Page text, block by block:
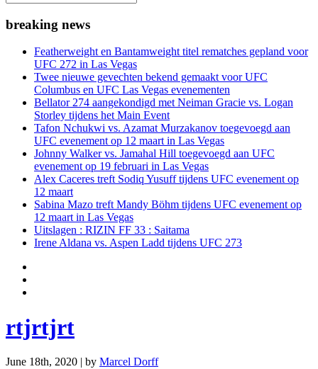
breaking news
Featherweight en Bantamweight titel rematches gepland voor
UFC 272 in Las Vegas
Twee nieuwe gevechten bekend gemaakt voor UFC
Columbus en UFC Las Vegas evenementen
Bellator 274 aangekondigd met Neiman Gracie vs. Logan
Storley tijdens het Main Event
Tafon Nchukwi vs. Azamat Murzakanov toegevoegd aan
UFC evenement op 12 maart in Las Vegas
Johnny Walker vs. Jamahal Hill toegevoegd aan UFC
evenement op 19 februari in Las Vegas
Alex Caceres treft Sodiq Yusuff tijdens UFC evenement op
12 maart
Sabina Mazo treft Mandy Böhm tijdens UFC evenement op
12 maart in Las Vegas
Uitslagen : RIZIN FF 33 : Saitama
Irene Aldana vs. Aspen Ladd tijdens UFC 273
rtjrtjrt
June 18th, 2020 | by Marcel Dorff